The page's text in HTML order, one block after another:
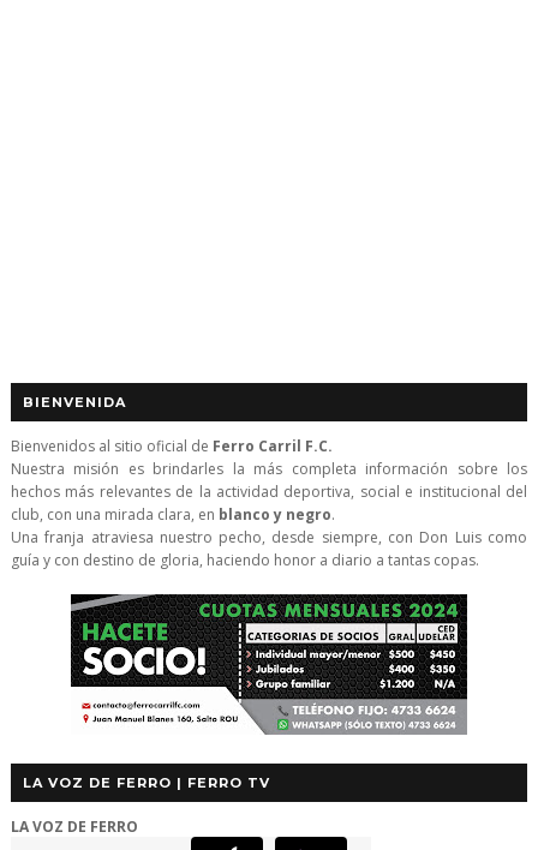
BIENVENIDA
Bienvenidos al sitio oficial de Ferro Carril F.C.
Nuestra misión es brindarles la más completa información sobre los
hechos más relevantes de la actividad deportiva, social e institucional del
club, con una mirada clara, en blanco y negro.
Una franja atraviesa nuestro pecho, desde siempre, con Don Luis como
guía y con destino de gloria, haciendo honor a diario a tantas copas.
LA VOZ DE FERRO | FERRO TV
LA VOZ DE FERRO